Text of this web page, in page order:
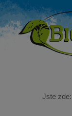
Jste zde: